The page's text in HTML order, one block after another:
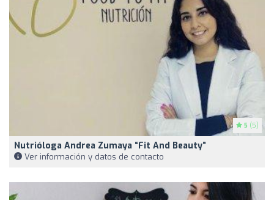
5 (5)
Nutrióloga Andrea Zumaya “Fit And Beauty”
Ver información y datos de contacto